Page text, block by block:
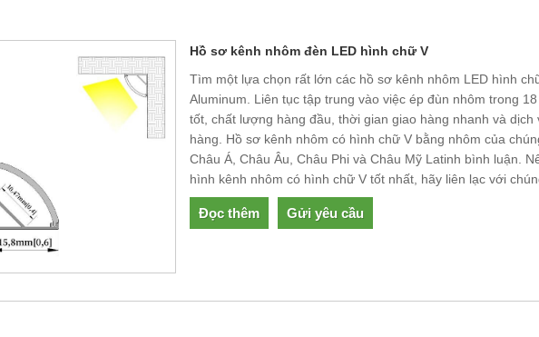
Hồ sơ kênh nhôm đèn LED hình chữ V
Tìm một lựa chọn rất lớn các hồ sơ kênh nhôm LED hình
Aluminum. Liên tục tập trung vào việc ép đùn nhôm trong
tốt, chất lượng hàng đầu, thời gian giao hàng nhanh và dịch
hàng. Hồ sơ kênh nhôm có hình chữ V bằng nhôm của
Châu Á, Châu Âu, Châu Phi và Châu Mỹ Latinh bình luận.
hình kênh nhôm có hình chữ V tốt nhất, hãy liên lạc với
Đọc thêm Gửi yêu cầu